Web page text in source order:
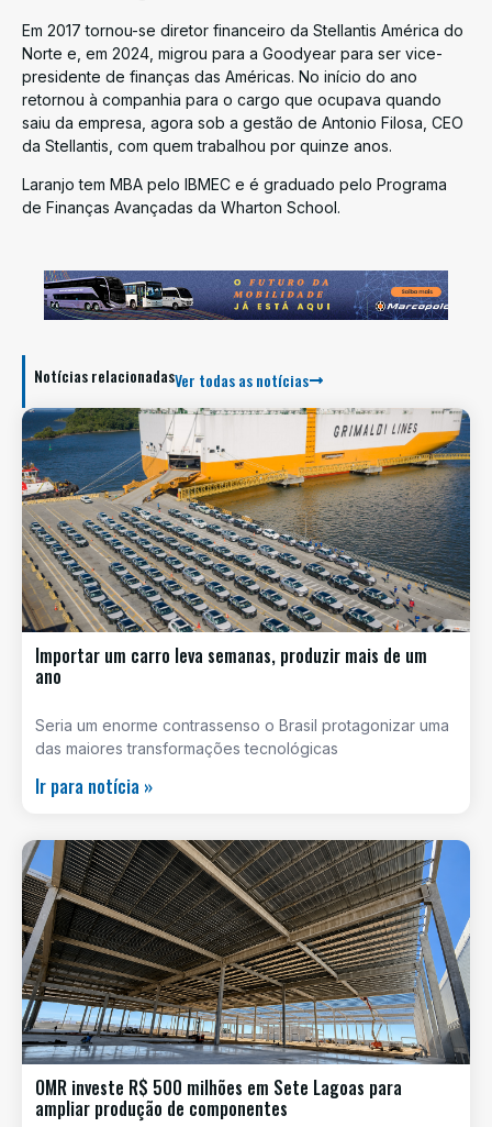
Em 2017 tornou-se diretor financeiro da Stellantis América do
Norte e, em 2024, migrou para a Goodyear para ser vice-
presidente de finanças das Américas. No início do ano
retornou à companhia para o cargo que ocupava quando
saiu da empresa, agora sob a gestão de Antonio Filosa, CEO
da Stellantis, com quem trabalhou por quinze anos.
Laranjo tem MBA pelo IBMEC e é graduado pelo Programa
de Finanças Avançadas da Wharton School.
Notícias relacionadasVer todas as notícias
Importar um carro leva semanas, produzir mais de um
ano
Seria um enorme contrassenso o Brasil protagonizar uma
das maiores transformações tecnológicas
Ir para notícia »
OMR investe R$ 500 milhões em Sete Lagoas para
ampliar produção de componentes